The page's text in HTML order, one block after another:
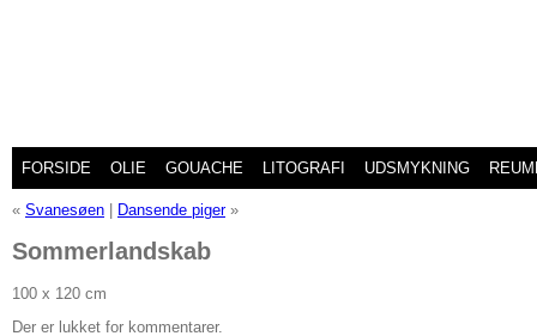
FORSIDE OLIE GOUACHE LITOGRAFI UDSMYKNING
« Svanesøen Dansende piger»
Sommerlandskab
100 x 120 cm
Der er lukket for kommentarer.